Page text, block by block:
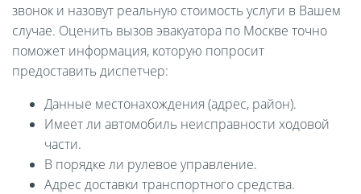
звонок и назовут реальную стоимость услуги в Вашем
случае. Оценить вызов эвакуатора по Москве точно
поможет информация, которую попросит
предоставить диспетчер:
Данные местонахождения (адрес, район).
Имеет ли автомобиль неисправности ходовой
части.
В порядке ли рулевое управление.
Адрес доставки транспортного средства.